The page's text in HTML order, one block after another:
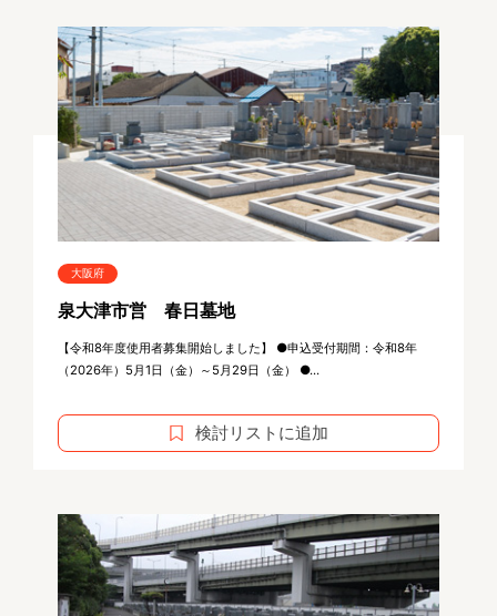
大阪府
泉大津市営 春日墓地
【令和8年度使用者募集開始しました】 ●申込受付期間：令和8年
（2026年）5月1日（金）～5月29日（金） ●...
検討リストに追加